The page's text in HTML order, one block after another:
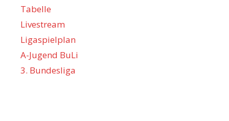
Tabelle
Livestream
Ligaspielplan
A-Jugend BuLi
3. Bundesliga